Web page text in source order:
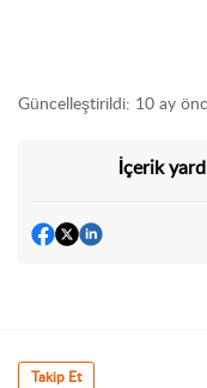
Güncelleştirildi: 10 ay
İçerik
Takip Et